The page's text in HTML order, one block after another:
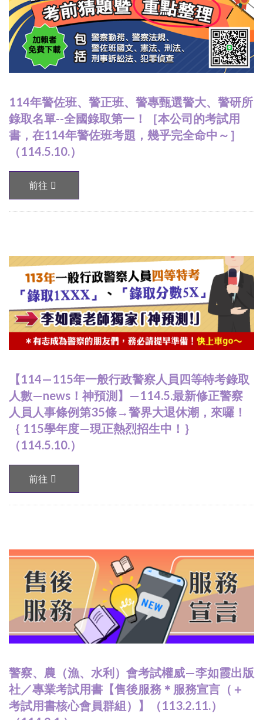
114年警佐班、警正班、警專甄選警大、警研所
錄取名單--全國錄取第一！［本公司的考試用
書，在114年警佐班考題，幾乎完全命中～］
（114.5.10.）
前往
【114—115年一般行政警察人員四等特考錄取
人數—news！神預測】—114.5.最新修正警察
人員人事條例第35條→警界大退休潮，來囉！
｛ 115學年度—現正熱烈招生中！｝
（114.5.10.）
前往
警察、農（漁、水利）會考試權威—李如霞出版
社／專業考試用書【售後服務＊服務宣言（＋
考試用書核心會員群組）】（113.2.11.）